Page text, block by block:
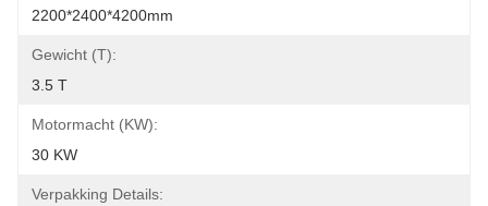
2200*2400*4200mm
Gewicht (t):
3.5 T
Motormacht (kW):
30 KW
Verpakking Details: